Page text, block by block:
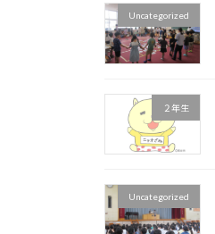
Uncategorized
２年生
Uncategorized